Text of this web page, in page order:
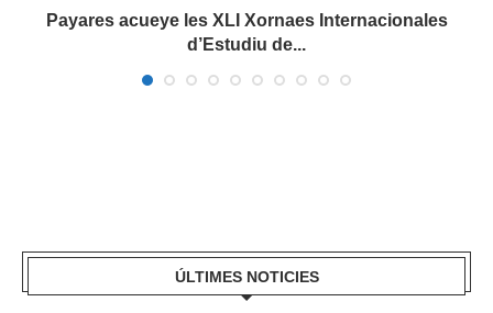
Payares acueye les XLI Xornaes Internacionales
d’Estudiu de...
ÚLTIMES NOTICIES